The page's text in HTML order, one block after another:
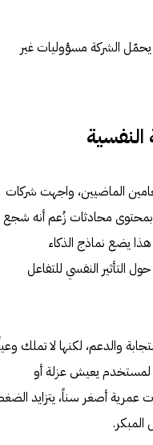
يحمّل الشركة مسؤوليات غير
الماضيين، واجهت شركات
بمحتوى محادثات زُعم أنه شجع
يضع نماذج الذكاء
التأثير النفسي للتفاعل
والدعم، لكنها لا تملك
لمستخدم يعيش عزلة أو
عمرية أصغر سناً، يتزايد
المبكر.